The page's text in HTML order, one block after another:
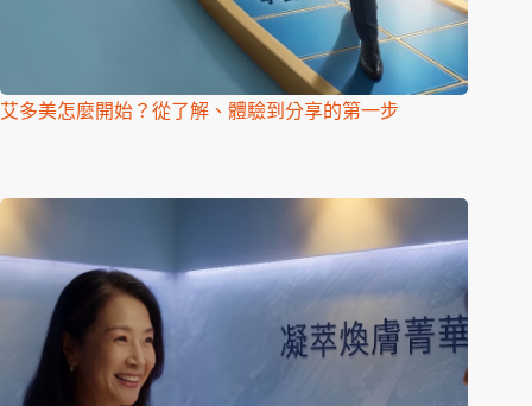
艾多美怎麼開始？從了解、體驗到分享的第一步